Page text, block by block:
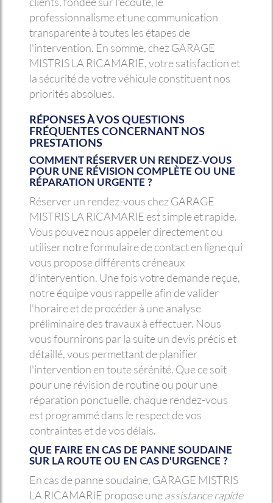
professionnalisme et une communication
transparente à toutes les étapes de
l'intervention. En somme, chez GARAGE
MISTRIS LA RICAMARIE, votre satisfaction et
la sécurité de votre véhicule constituent nos
priorités absolues.
RÉPONSES À VOS QUESTIONS
FRÉQUENTES CONCERNANT NOS
PRESTATIONS
COMMENT RÉSERVER UN RENDEZ-VOUS
POUR UNE RÉVISION COMPLÈTE OU UNE
RÉPARATION URGENTE ?
Réserver un rendez-vous chez GARAGE
MISTRIS LA RICAMARIE est simple et rapide.
Vous pouvez nous appeler directement ou
utiliser notre formulaire de contact en ligne qui
vous propose différents créneaux
d'intervention. Une fois votre demande reçue,
notre équipe vous rappelle afin de valider
l'horaire et de procéder à une analyse
préliminaire des travaux à effectuer. Nous
vous fournirons par la suite un devis précis et
détaillé, vous permettant de planifier
l'intervention en toute sérénité. Que ce soit
pour une révision de routine ou pour une
réparation ponctuelle, chaque rendez-vous
est programmé dans le respect de vos
contraintes et de vos délais.
QUE FAIRE EN CAS DE PANNE SOUDAINE
SUR LA ROUTE OU EN CAS D'URGENCE ?
En cas de panne soudaine, GARAGE MISTRIS
LA RICAMARIE propose uneassistance rapide